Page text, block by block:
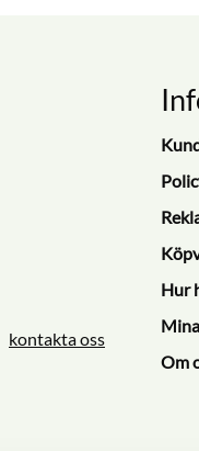
kontakta oss
Hur
Om